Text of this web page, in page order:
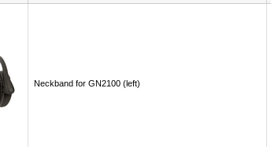
Neckband for GN2100 (left)